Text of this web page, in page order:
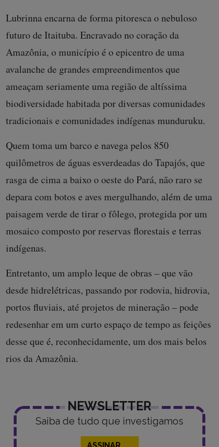
Lubrinna encarna de forma pitoresca o nebuloso
futuro de Itaituba. Encravado no coração da
Amazônia, o município é o epicentro de uma
avalanche de grandes empreendimentos que
ameaçam seriamente uma região de altíssima
biodiversidade habitada por diversas comunidades
tradicionais e comunidades indígenas munduruku.
Quem toma um barco e navega pelos 850
quilômetros de águas esverdeadas do Tapajós, que
rasga de cima a baixo o oeste do Pará, não raro se
depara com botos e aves mergulhando, além de uma
paisagem verde de tirar o fôlego, protegida por um
mosaico composto por reservas florestais e terras
indígenas.
Entretanto, um amplo leque de obras – que vão
desde hidrelétricas, passando por rodovia, hidrovia,
portos fluviais, até projetos de mineração – pode
redesenhar em um curto espaço de tempo as feições
desse que é, reconhecidamente, um dos mais belos
rios da Amazônia.
NEWSLETTER
Saiba de tudo que investigamos